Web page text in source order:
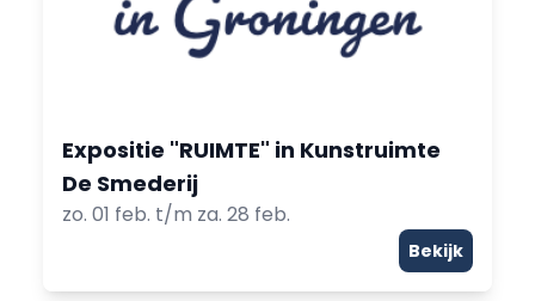
Expositie "RUIMTE" in Kunstruimte
De Smederij
zo. 01 feb. t/m za. 28 feb.
Bekijk